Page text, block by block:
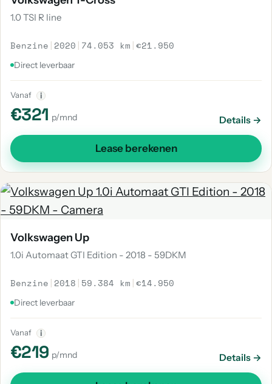
1.0 TSI R line
Benzine | 2020 | 74.053 km |€21.950
Direct leverbaar
Vanaf i
€321 p/mnd Details →
Lease berekenen
Volkswagen Up
1.0i Automaat GTI Edition - 2018 - 59DKM
Benzine | 2018 | 59.384 km |€14.950
Direct leverbaar
Vanaf i
€219 p/mnd Details →